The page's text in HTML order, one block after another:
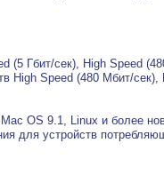
Гбит/сек), High Speed
High Speed (480 Мбит/сек),
OS 9.1, Linux и более
для устройств